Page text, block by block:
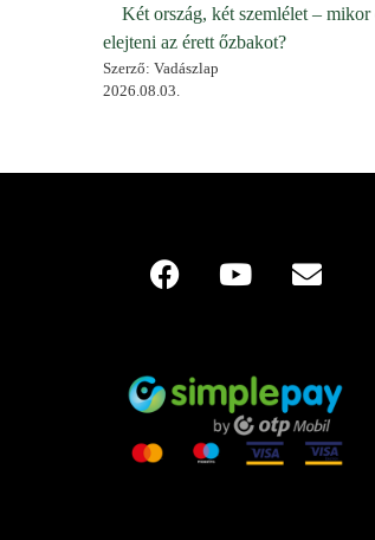
Két ország, két szemlélet – mikor
elejteni az érett őzbakot?
Szerző: Vadászlap
2026.08.03.